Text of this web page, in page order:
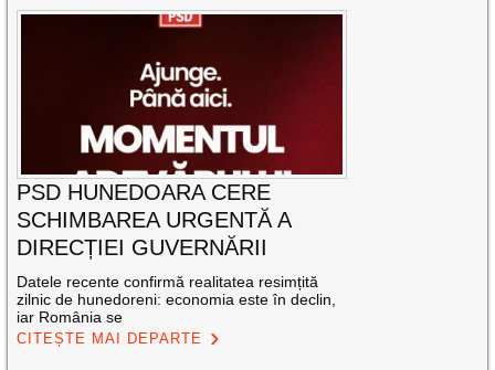
PSD HUNEDOARA CERE
SCHIMBAREA URGENTĂ A
DIRECȚIEI GUVERNĂRII
Datele recente confirmă realitatea resimțită
zilnic de hunedoreni: economia este în declin,
iar România se
CITEȘTE MAI DEPARTE